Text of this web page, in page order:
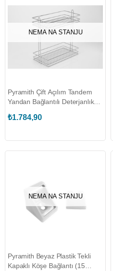
NEMA NA STANJU
Pyramith Çift Açılım Tandem
Yandan Bağlantılı Deterjanlık
₺1.784,90
NEMA NA STANJU
Pyramith Beyaz Plastik Tekli
Kapaklı Köşe Bağlantı (15